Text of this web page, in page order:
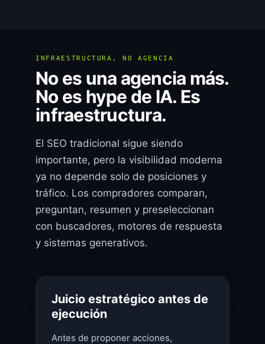
INFRAESTRUCTURA, NO AGENCIA
No es una agencia más.
No es hype de IA. Es
infraestructura.
El SEO tradicional sigue siendo
importante, pero la visibilidad moderna
ya no depende solo de posiciones y
tráfico. Los compradores comparan,
preguntan, resumen y preseleccionan
con buscadores, motores de respuesta
y sistemas generativos.
Juicio estratégico antes de
ejecución
Antes de proponer acciones,